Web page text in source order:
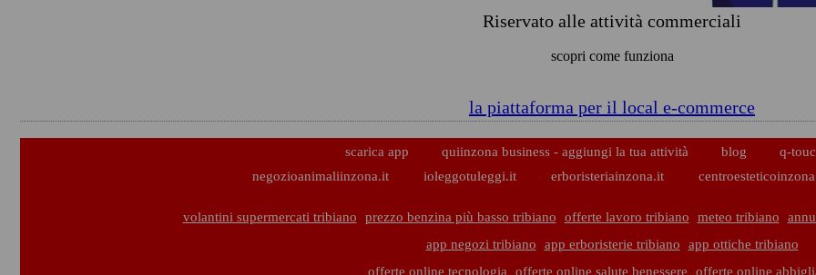
Riservato alle attività commerciali
scopri come funziona
la piattaforma per il local e-commerce
scarica app quiinzona business - aggiungi la tua attività blog
q-
negozioanimaliinzona.it
ioleggotuleggi.it erboristeriainzona.it
volantini supermercati tribiano prezzo benzina più basso tribiano offerte lavoro tribiano meteo tribiano
app negozi tribiano
app erboristerie tribiano
app ottiche tribiano
offerte online tecnologia
offerte online salute benessere offerte online